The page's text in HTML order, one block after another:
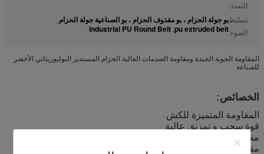
التمدد:
تسليط
الضوء:
بو جولة الحزام ، بو مقذوف الحزام ، بو الصناعية جولة الحزام,
pu extruded belt
,
Industrial PU Round Belt
المقاومة الجوية الجيدة ومقاومة الصدمات العالية الحزام المستدير البوليوريثاني الأخضر
للصناعة
الخصائص:
المقاومة المتميزة للكش
قوة سحب و تمزيق عالية
مقاومة للزيوت والوقود والأكسجين
مقاومة جيدة للطقس ومقاومة عالية للصدمات